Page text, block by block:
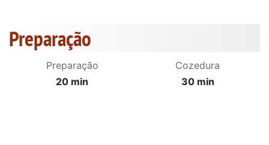
Preparação
Preparação
20 min
Cozedura
30 min